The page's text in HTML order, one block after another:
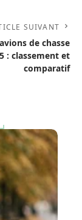
SUIVANT
de chasse
: classement et
comparatif